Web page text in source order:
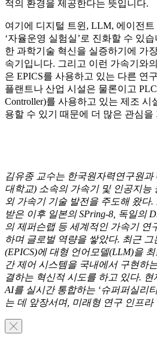
적의 환경을 제공한다는 뜻입니다.
여기에 디지털 트윈, LLM, 에이전
‘자율운영 실험실’로 진화할 수 있
한 과학기술 혁신을 실증하기에 가
속기입니다. 그리고 이런 가속기와
은 EPICS를 사용하고 있는 다른 연
플랜트나 산업 시설은 물론이고
Controller)를 사용하고 있는 제조 시
용할 수 있기 때문에 더 많은 관심
김유종 교수는 한국원자력연구원
대학교) 소속의 가속기 및 인공지능
외 가속기 기술 발전을 주도해 왔다
받은 이후 일본의 SPring-8, 독일의
의 제퍼슨랩 등 세계적인 가속기 연
하며 글로벌 역량을 쌓았다. 최근
(EPICS)에 대형 언어모델(LLM)을
간 제어 시스템을 국내에서 구현하
결하는 혁신적 시도를 하고 있다. 현
AI를 실시간 통합하는 ‘슈퍼퍼실리
는 데 앞장서며, 미래형 연구 인프라
╳